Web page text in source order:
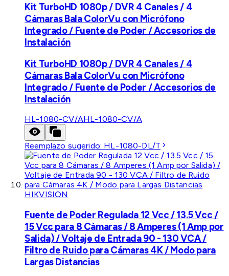
Kit TurboHD 1080p / DVR 4 Canales / 4
Cámaras Bala ColorVu con Micrófono
Integrado / Fuente de Poder / Accesorios de
Instalación
Kit TurboHD 1080p / DVR 4 Canales / 4
Cámaras Bala ColorVu con Micrófono
Integrado / Fuente de Poder / Accesorios de
Instalación
HL-1080-CV/AHL-1080-CV/A
Reemplazo sugerido: HL-1080-DL/T
HIKVISION
Fuente de Poder Regulada 12 Vcc / 13.5 Vcc /
15 Vcc para 8 Cámaras / 8 Amperes (1 Amp por
Salida) / Voltaje de Entrada 90 - 130 VCA /
Filtro de Ruido para Cámaras 4K / Modo para
Largas Distancias